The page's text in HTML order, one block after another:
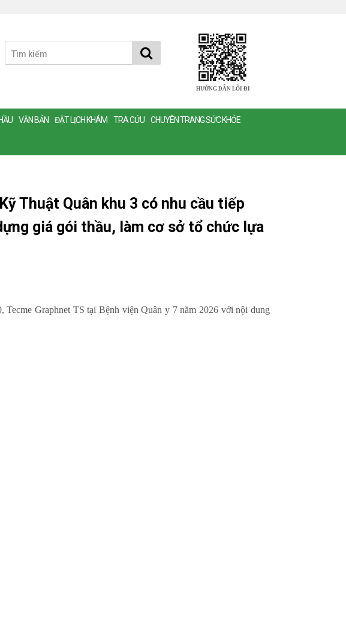
HƯỚNG DẪN LỐI ĐI
VĂN BẢN ĐẶT LỊCH KHÁM TRA CỨU CHUYÊN TRANG SỨC KHỎE
Thuật Quân khu 3 có nhu cầu tiếp
giá gói thầu, làm cơ sở tổ chức lựa
Graphnet TS tại Bệnh viện Quân y 7 năm 2026 với nội dung